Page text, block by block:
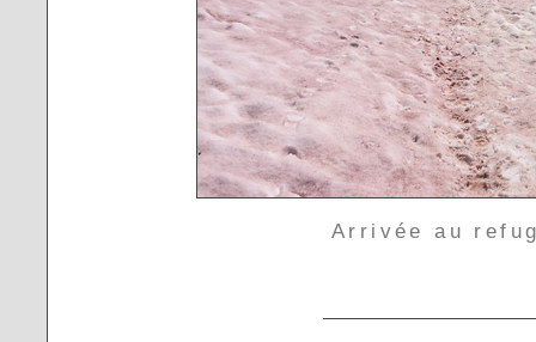
Arrivée au